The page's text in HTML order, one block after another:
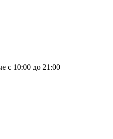
с 10:00 до 21:00